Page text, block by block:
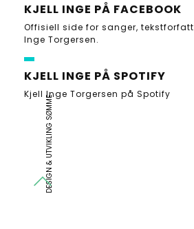
KJELL INGE PÅ FACEBOOK
Offisiell side for sanger,
Inge Torgersen.
KJELL INGE PÅ SPOTIFY
Kjell Inge Torgersen på Spotify
DESIGN & UTVIKLING SØMME